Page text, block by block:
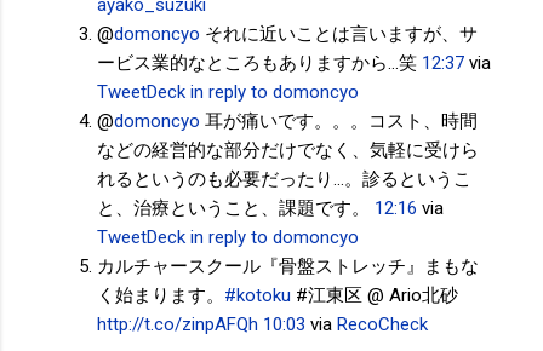
@domoncyo それに近いことは言いますが、サ
ービス業的なところもありますから...笑 12:37 via
TweetDeck in reply to domoncyo
@domoncyo 耳が痛いです。。。コスト、時間
などの経営的な部分だけでなく、気軽に受けら
れるというのも必要だったり...。診るというこ
と、治療ということ、課題です。
12:16 via
TweetDeck in reply to domoncyo
カルチャースクール『骨盤ストレッチ』まもな
く始まります。 #kotoku #江東区 @ Ario北砂
http://t.co/zinpAFQh 10:03 via RecoCheck